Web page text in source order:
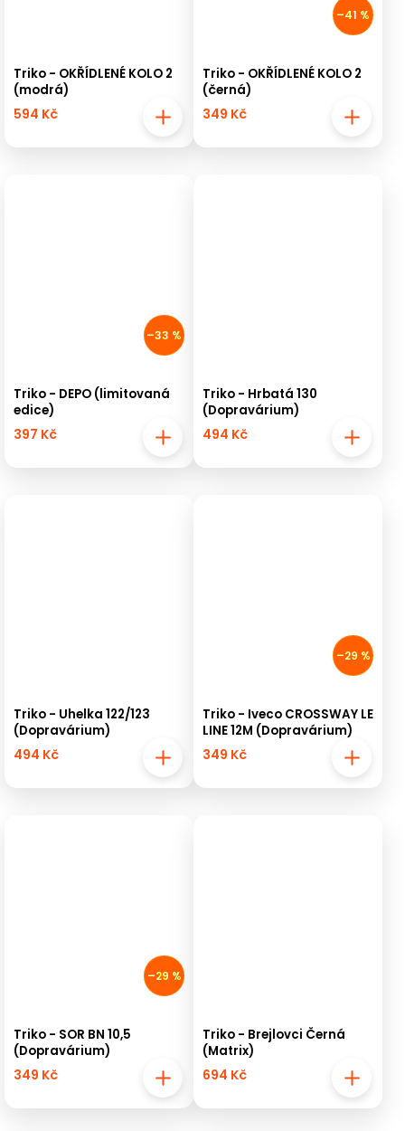
Triko - OKŘÍDLENÉ KOLO 2
(modrá)
594 Kč
–41 %
Triko - OKŘÍDLENÉ KOLO 2
(černá)
349 Kč
–33 %
Triko - DEPO (limitovaná
edice)
397 Kč
Triko - Hrbatá 130
(Dopravárium)
494 Kč
Triko - Uhelka 122/123
(Dopravárium)
494 Kč
–29 %
Triko - Iveco CROSSWAY LE
LINE 12M (Dopravárium)
349 Kč
–29 %
Triko - SOR BN 10,5
(Dopravárium)
349 Kč
Triko - Brejlovci Černá
(Matrix)
694 Kč